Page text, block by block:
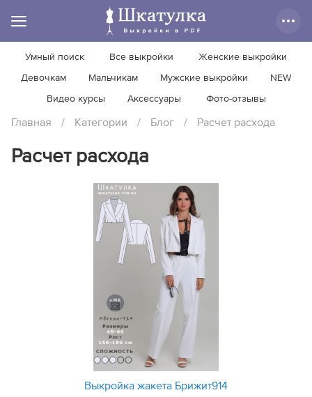
Умный поиск Все выкройки Женские выкройки
Девочкам Мальчикам Мужские выкройки NEW
Видео курсы Аксессуары Фото-отзывы
Главная / Категории / Блог / Расчет расхода
Расчет расхода
Выкройка жакета Брижит914